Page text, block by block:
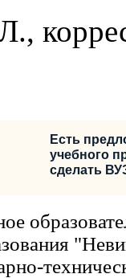
Есть
учебного
сделать